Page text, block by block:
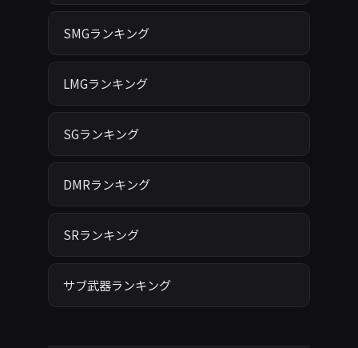
SMGランキング
LMGランキング
SGランキング
DMRランキング
SRランキング
サブ武器ランキング